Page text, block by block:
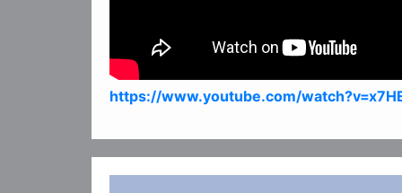
https://www.youtube.com/